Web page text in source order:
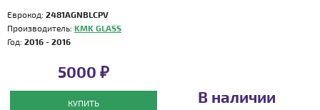
Еврокод: 2481AGNBLCPV
Производитель: KMK GLASS
Год: 2016 - 2016
5000 ₽
КУПИТЬ В наличии